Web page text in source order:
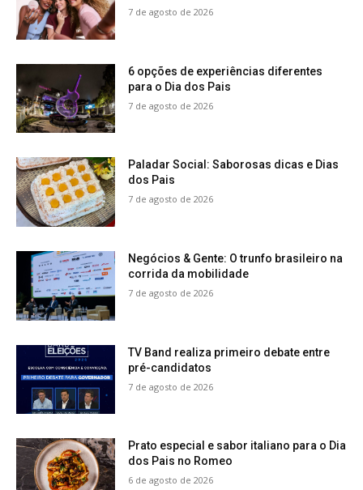
7 de agosto de 2026
6 opções de experiências diferentes
para o Dia dos Pais
7 de agosto de 2026
Paladar Social: Saborosas dicas e Dias
dos Pais
7 de agosto de 2026
Negócios & Gente: O trunfo brasileiro na
corrida da mobilidade
7 de agosto de 2026
TV Band realiza primeiro debate entre
pré-candidatos
7 de agosto de 2026
Prato especial e sabor italiano para o Dia
dos Pais no Romeo
6 de agosto de 2026